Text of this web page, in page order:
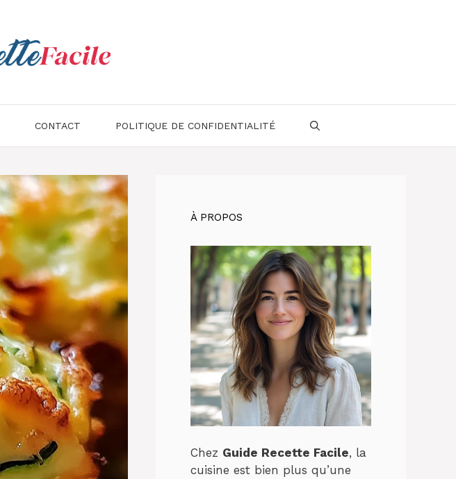
CONTACT POLITIQUE DE CONFIDENTIALITÉ
À PROPOS
Chez Guide Recette Facile, la
cuisine est bien plus qu’une